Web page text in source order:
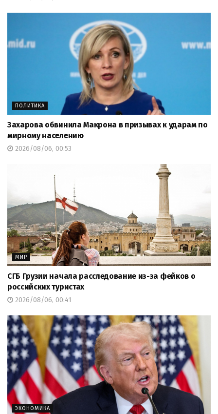
ПОЛИТИКА
Захарова обвинила Макрона в призывах к ударам по
мирному населению
2026/08/06, 00:53
МИР
СГБ Грузии начала расследование из-за фейков о
российских туристах
2026/08/06, 00:41
ЭКОНОМИКА